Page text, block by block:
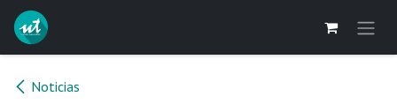
Ir al contenido
Noticias